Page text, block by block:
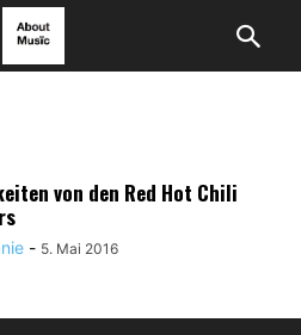
von den Red Hot Chili
- 5. Mai 2016